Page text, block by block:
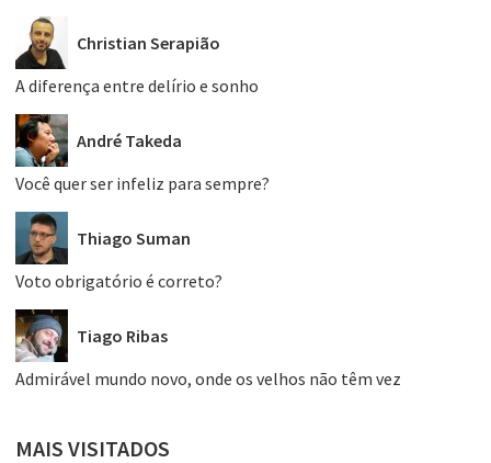
Christian Serapião
A diferença entre delírio e sonho
André Takeda
Você quer ser infeliz para sempre?
Thiago Suman
Voto obrigatório é correto?
Tiago Ribas
Admirável mundo novo, onde os velhos não têm vez
MAIS VISITADOS